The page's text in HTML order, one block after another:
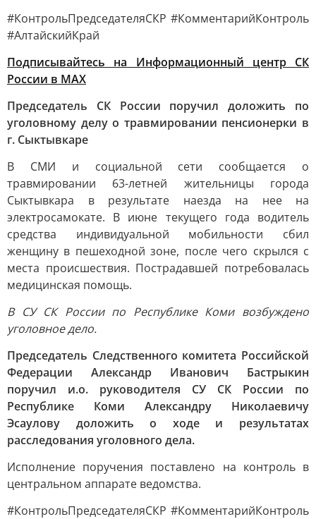
#КонтрольПредседателяСКР #КомментарийКонтроль
#АлтайскийКрай
Подписывайтесь на Информационный центр СК
России в MAХ
Председатель СК России поручил доложить по
уголовному делу о травмировании пенсионерки в
г. Сыктывкаре
В СМИ и социальной сети сообщается о
травмировании 63-летней жительницы города
Сыктывкара в результате наезда на нее на
электросамокате. В июне текущего года водитель
средства индивидуальной мобильности сбил
женщину в пешеходной зоне, после чего скрылся с
места происшествия. Пострадавшей потребовалась
медицинская помощь.
В СУ СК России по Республике Коми возбуждено
уголовное дело.
Председатель Следственного комитета Российской
Федерации Александр Иванович Бастрыкин
поручил и.о. руководителя СУ СК России по
Республике Коми Александру Николаевичу
Эсаулову доложить о ходе и результатах
расследования уголовного дела.
Исполнение поручения поставлено на контроль в
центральном аппарате ведомства.
#КонтрольПредседателяСКР #КомментарийКонтроль